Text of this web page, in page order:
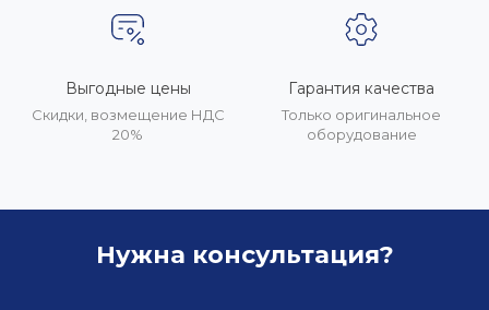
Выгодные цены
Скидки, возмещение НДС
20%
Гарантия качества
Только оригинальное
оборудование
Нужна консультация?